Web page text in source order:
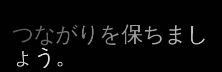
つながりを保ちまし
ょう。